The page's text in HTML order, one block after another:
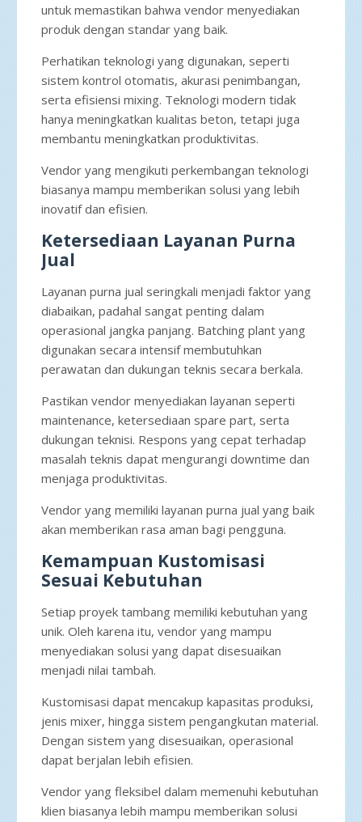
untuk memastikan bahwa vendor menyediakan
produk dengan standar yang baik.
Perhatikan teknologi yang digunakan, seperti
sistem kontrol otomatis, akurasi penimbangan,
serta efisiensi mixing. Teknologi modern tidak
hanya meningkatkan kualitas beton, tetapi juga
membantu meningkatkan produktivitas.
Vendor yang mengikuti perkembangan teknologi
biasanya mampu memberikan solusi yang lebih
inovatif dan efisien.
Ketersediaan Layanan Purna
Jual
Layanan purna jual seringkali menjadi faktor yang
diabaikan, padahal sangat penting dalam
operasional jangka panjang. Batching plant yang
digunakan secara intensif membutuhkan
perawatan dan dukungan teknis secara berkala.
Pastikan vendor menyediakan layanan seperti
maintenance, ketersediaan spare part, serta
dukungan teknisi. Respons yang cepat terhadap
masalah teknis dapat mengurangi downtime dan
menjaga produktivitas.
Vendor yang memiliki layanan purna jual yang baik
akan memberikan rasa aman bagi pengguna.
Kemampuan Kustomisasi
Sesuai Kebutuhan
Setiap proyek tambang memiliki kebutuhan yang
unik. Oleh karena itu, vendor yang mampu
menyediakan solusi yang dapat disesuaikan
menjadi nilai tambah.
Kustomisasi dapat mencakup kapasitas produksi,
jenis mixer, hingga sistem pengangkutan material.
Dengan sistem yang disesuaikan, operasional
dapat berjalan lebih efisien.
Vendor yang fleksibel dalam memenuhi kebutuhan
klien biasanya lebih mampu memberikan solusi